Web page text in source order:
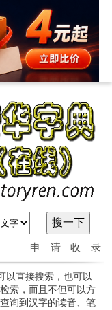
申请收录
以直接搜索，也可以
索，而且不但可以方
询到汉字的读音、笔